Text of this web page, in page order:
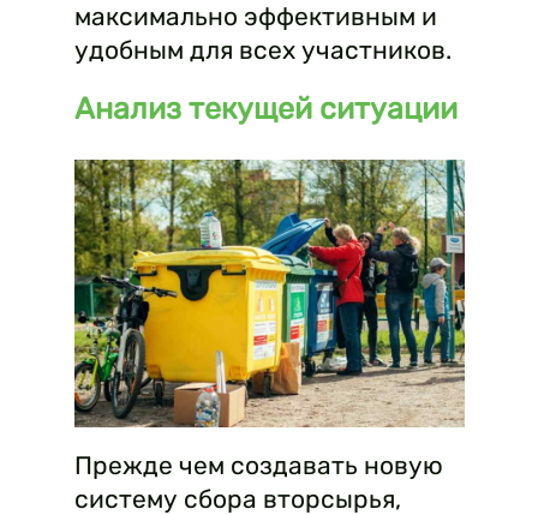
максимально эффективным и
удобным для всех участников.
Анализ текущей ситуации
Прежде чем создавать новую
систему сбора вторсырья,